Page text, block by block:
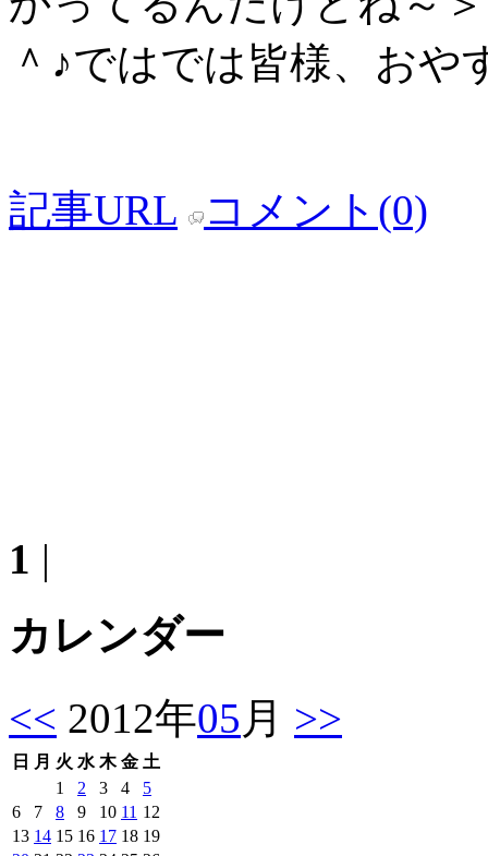
＾♪ではでは皆様、お
記事URL コメント(0)
1 |
カレンダー
<< 2012年05 月 >>
日 月 火 水 木 金 土
1
2 3 4
5
6
7 8 9 10 11 12
13 14 15 16 17 18 19